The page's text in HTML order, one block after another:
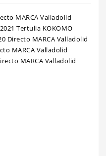
MARCA Valladolid
Tertulia KOKOMO
Directo MARCA Valladolid
MARCA Valladolid
MARCA Valladolid